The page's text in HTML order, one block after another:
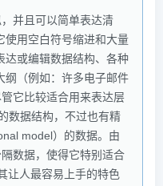
并且可以简单表达清
使用空白符号缩进和大量
达或编辑数据结构、各种
纲（例如：许多电子邮件
它比较适合用来表达层
数据结构，不过也有精
model）的数据。由
数据，使得它特别适合
让人最容易上手的特色